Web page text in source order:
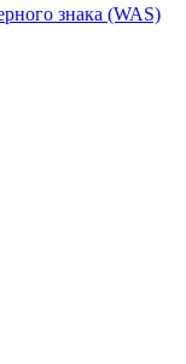
знака (WAS)